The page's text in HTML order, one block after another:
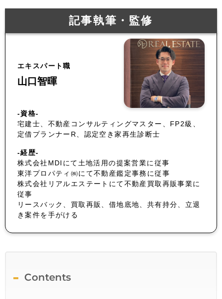
記事執筆・監修
エキスパート職
山口智暉
-資格-
宅建士、不動産コンサルティングマスター、FP2級、
定借プランナーR、認定空き家再生診断士
-経歴-
株式会社MDIにて土地活用の提案営業に従事
東洋プロパティ㈱にて不動産鑑定事務に従事
株式会社リアルエステートにて不動産買取再販事業に
従事
リースバック、買取再販、借地底地、共有持分、立退
き案件を手がける
Contents